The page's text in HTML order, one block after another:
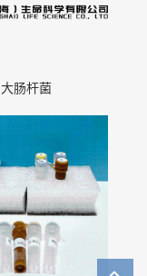
大肠杆菌